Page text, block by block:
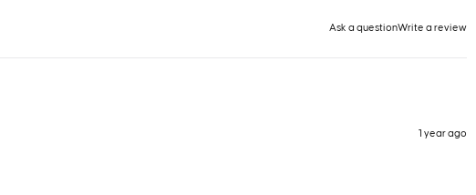
Ask a questionWrite a review
1 year ago